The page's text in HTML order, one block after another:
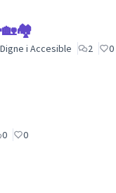
i Accesible 2 0
0 0